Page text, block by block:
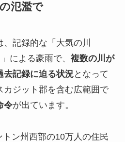
氾濫で
記録的な「大気の川
による豪雨で、 複数の川が
去記録に迫る状況となって
カジット郡を含む広範囲で
令が出ています。
ン州西部の10万人の住民